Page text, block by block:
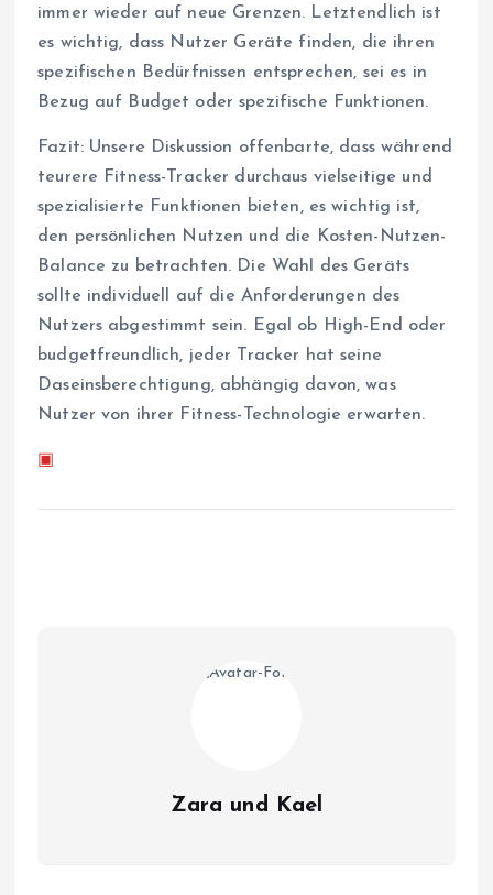
immer wieder auf neue Grenzen. Letztendlich ist
es wichtig, dass Nutzer Geräte finden, die ihren
spezifischen Bedürfnissen entsprechen, sei es in
Bezug auf Budget oder spezifische Funktionen.
Fazit: Unsere Diskussion offenbarte, dass während
teurere Fitness-Tracker durchaus vielseitige und
spezialisierte Funktionen bieten, es wichtig ist,
den persönlichen Nutzen und die Kosten-Nutzen-
Balance zu betrachten. Die Wahl des Geräts
sollte individuell auf die Anforderungen des
Nutzers abgestimmt sein. Egal ob High-End oder
budgetfreundlich, jeder Tracker hat seine
Daseinsberechtigung, abhängig davon, was
Nutzer von ihrer Fitness-Technologie erwarten.
▣
Zara und Kael